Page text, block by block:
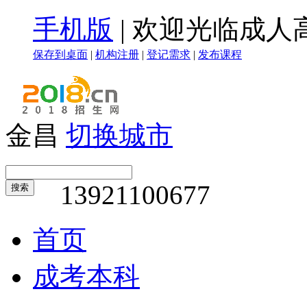
手机版 | 欢迎光临成人
保存到桌面 | 机构注册 | 登记需求 | 发布课程
金昌 切换城市
搜索
13921100677
首页
成考本科